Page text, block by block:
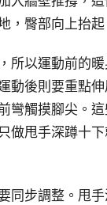
，臀部向上抬
所以運動前的
動後則要重點
彎觸摸腳尖。
做甩手深蹲十
同步調整。甩